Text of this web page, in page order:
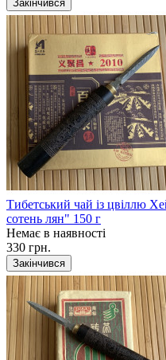
Закінчився
Тибетський чай із цвіллю
сотень лян" 150 г
Немає в наявності
330 грн.
Закінчився